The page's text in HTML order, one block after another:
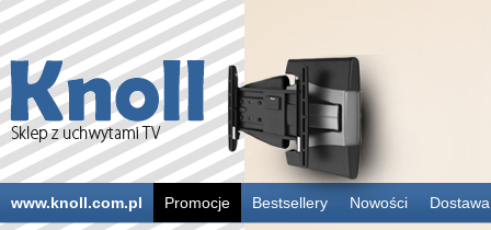
www.knoll.com.pl Promocje Bestsellery Nowości